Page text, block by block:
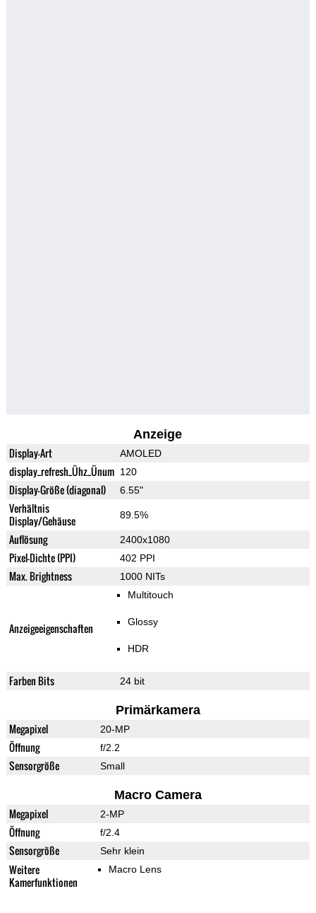
Anzeige
Display-Art AMOLED
display_refresh_Ühz_Ünum 120
Display-Größe (diagonal) 6.55"
Verhältnis
Display/Gehäuse
89.5%
Auflösung 2400x1080
Pixel-Dichte (PPI) 402 PPI
Max. Brightness 1000 NITs
Anzeigeeigenschaften
Multitouch
Glossy
HDR
Farben Bits 24 bit
Primärkamera
Megapixel 20-MP
Öffnung f/2.2
Sensorgröße Small
Macro Camera
Megapixel 2-MP
Öffnung f/2.4
Sensorgröße Sehr klein
Weitere
Kamerfunktionen
Macro Lens